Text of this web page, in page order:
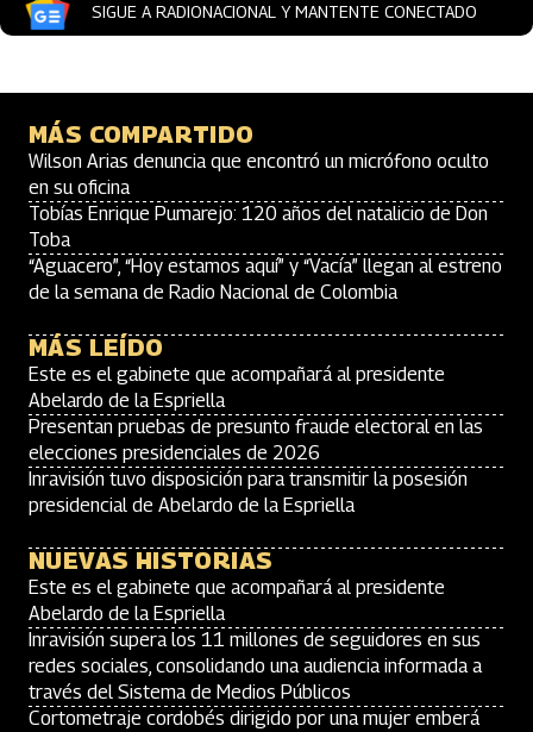
SIGUE A RADIONACIONAL Y MANTENTE CONECTADO
MÁS COMPARTIDO
Wilson Arias denuncia que encontró un micrófono oculto
en su oficina
Tobías Enrique Pumarejo: 120 años del natalicio de Don
Toba
“Aguacero”, “Hoy estamos aquí” y “Vacía” llegan al estreno
de la semana de Radio Nacional de Colombia
MÁS LEÍDO
Este es el gabinete que acompañará al presidente
Abelardo de la Espriella
Presentan pruebas de presunto fraude electoral en las
elecciones presidenciales de 2026
Inravisión tuvo disposición para transmitir la posesión
presidencial de Abelardo de la Espriella
NUEVAS HISTORIAS
Este es el gabinete que acompañará al presidente
Abelardo de la Espriella
Inravisión supera los 11 millones de seguidores en sus
redes sociales, consolidando una audiencia informada a
través del Sistema de Medios Públicos
Cortometraje cordobés dirigido por una mujer emberá